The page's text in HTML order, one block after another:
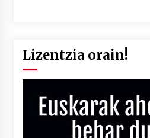
Lizentzia orain!